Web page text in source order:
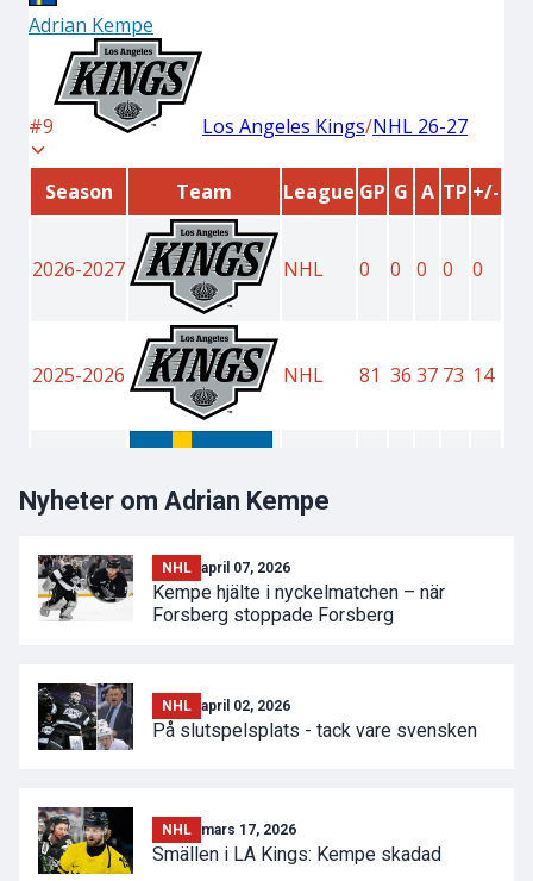
Nyheter om Adrian Kempe
NHL april 07, 2026
Kempe hjälte i nyckelmatchen – när
Forsberg stoppade Forsberg
NHL april 02, 2026
På slutspelsplats - tack vare svensken
NHL mars 17, 2026
Smällen i LA Kings: Kempe skadad